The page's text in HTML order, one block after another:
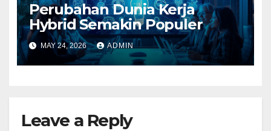
Perubahan Dunia Kerja
Hybrid Semakin Populer
MAY 24, 2026 ADMIN
Leave a Reply